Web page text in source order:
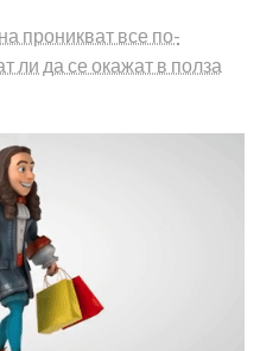
проникват все по-
ли да се окажат в полза